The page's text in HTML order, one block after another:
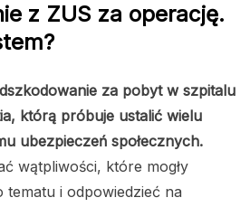
z ZUS za operację.
za pobyt w szpitalu
którą próbuje ustalić wielu
ubezpieczeń społecznych.
wątpliwości, które mogły
tematu i odpowiedzieć na